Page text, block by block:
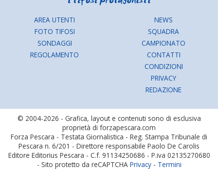
AREA UTENTI
FOTO TIFOSI
SONDAGGI
REGOLAMENTO
NEWS
SQUADRA
CAMPIONATO
CONTATTI
CONDIZIONI
PRIVACY
REDAZIONE
© 2004-2026 - Grafica, layout e contenuti sono di esclusiva
proprietà di forzapescara.com
Forza Pescara - Testata Giornalistica - Reg. Stampa Tribunale di
Pescara n. 6/201 - Direttore responsabile Paolo De Carolis
Editore Editorius Pescara - C.f. 91134250686 - P.iva 02135270680
- Sito protetto da reCAPTCHA Privacy- Termini